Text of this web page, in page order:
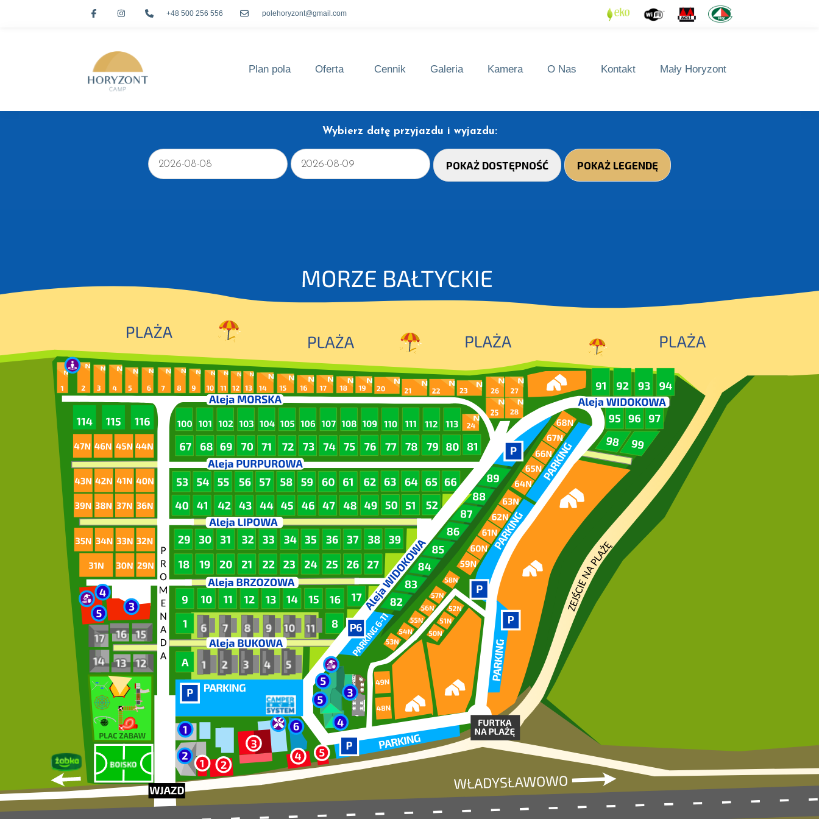
+48 500 256 556 polehoryzont@gmail.com
Plan pola Oferta Cennik Galeria Kamera O Nas Kontakt Mały Horyzont
Wybierz datę przyjazdu i wyjazdu: